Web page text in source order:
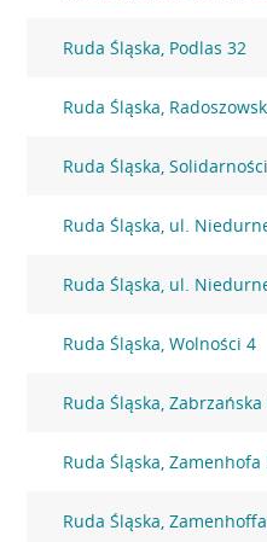
Ruda Śląska, Podlas 32
Ruda Śląska,
Ruda Śląska,
Ruda Śląska, ul.
Ruda Śląska, ul.
Ruda Śląska, Wolności 4
Ruda Śląska, Zabrzańska
Ruda Śląska, Zamenhofa
Ruda Śląska,